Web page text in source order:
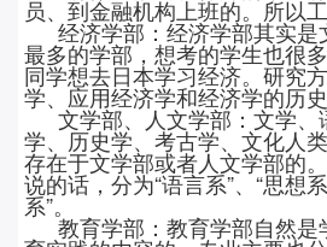
员、到金融机构上班的。所以
经济学部：经济学部其实
最多的学部，想考的学生也很
同学想去日本学习经济。研究
学、应用经济学和经济学的历
文学部、人文学部：文学
学、历史学、考古学、文化人
存在于文学部或者人文学部的
说的话，分为“语言系”、“思想
系”。
教育学部：教育学部自然